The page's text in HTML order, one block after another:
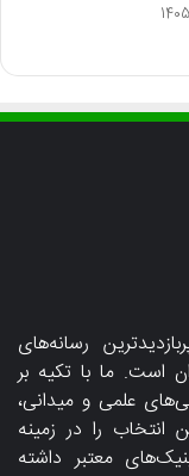
رسانه‌های
است. ما با تکیه بر
علمی و میدانی،
را در زمینه
معتبر داشته